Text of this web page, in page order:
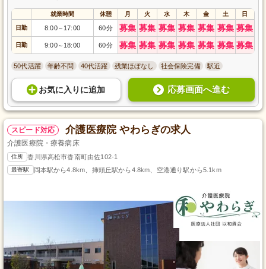
就業時間 休憩 月 火 水 木 金 土 日
日勤 8:00～ 17:00 60分 募集 募集 募集 募集 募集 募集 募集
日勤 9:00～ 18:00 60分 募集 募集 募集 募集 募集 募集 募集
50代活躍 年齢不問 40代活躍 残業ほぼなし 社会保険完備 駅近
お気に入り に追加 応募画面へ進む
スピード対応 介護医療院 やわらぎの求人
介護医療院・療養病床
住所 香川県高松市香南町由佐102-1
最寄駅 岡本駅から4.8km、挿頭丘駅から4.8km、空港通り駅から5.1km